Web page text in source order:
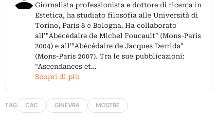
Giornalista professionista e dottore di ricerca in
Estetica, ha studiato filosofia alle Università di
Torino, Paris 8 e Bologna. Ha collaborato
all’"Abécédaire de Michel Foucault" (Mons-Paris
2004) e all’"Abécédaire de Jacques Derrida"
(Mons-Paris 2007). Tra le sue pubblicazioni:
"Ascendances et…
Scopri di più
TAG CAC GINEVRA MOSTRE